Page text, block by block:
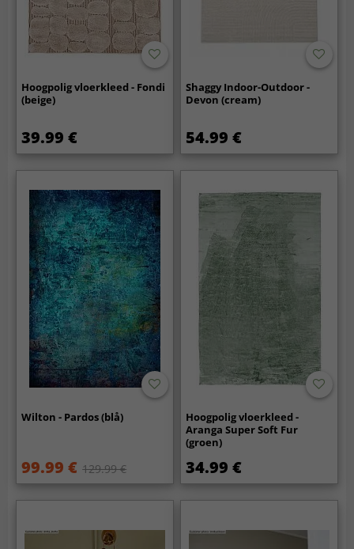
Hoogpolig vloerkleed - Fondi
(beige)
39.99 €
Shaggy Indoor-Outdoor -
Devon (cream)
54.99 €
Wilton - Pardos (blå)
99.99 € 129.99 €
Hoogpolig vloerkleed -
Aranga Super Soft Fur
(groen)
34.99 €